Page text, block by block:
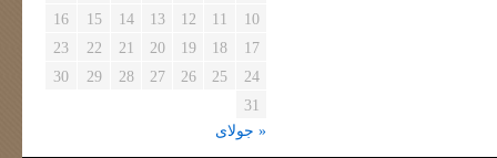
10
11
12
13
14
15
16
17
18
19
20
21
22
23
24
25
26
27
28
29
30
31
« جولای